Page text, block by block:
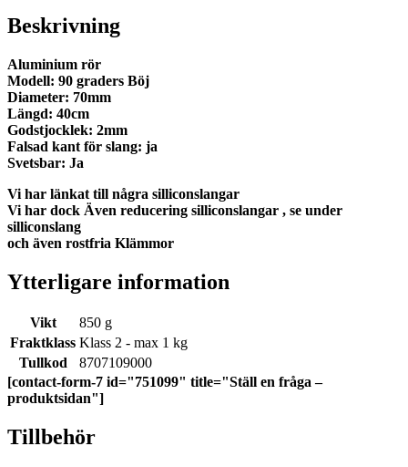
Beskrivning
Aluminium rör
Modell: 90 graders Böj
Diameter: 70mm
Längd: 40cm
Godstjocklek: 2mm
Falsad kant för slang: ja
Svetsbar: Ja
Vi har länkat till några silliconslangar
Vi har dock Även reducering silliconslangar , se under
silliconslang
och även rostfria Klämmor
Ytterligare information
Vikt
850 g
Fraktklass Klass 2 - max 1 kg
Tullkod
8707109000
[contact-form-7 id="751099" title="Ställ en fråga –
produktsidan"]
Tillbehör